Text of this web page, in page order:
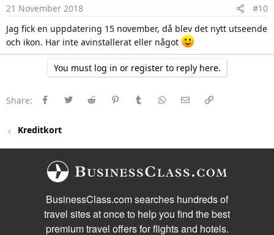
21 November 2018
#10
Jag fick en uppdatering 15 november, då blev det nytt utseende
och ikon. Har inte avinstallerat eller något
You must log in or register to reply here.
Share: FacebookTwitter Reddit PinterestTumblr WhatsApp
E-post
Kreditkort
BusinessClass.com searches hundreds of
travel sites at once to help you find the best
premium travel offers for flights and hotels.